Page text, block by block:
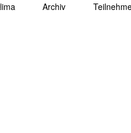
Archiv